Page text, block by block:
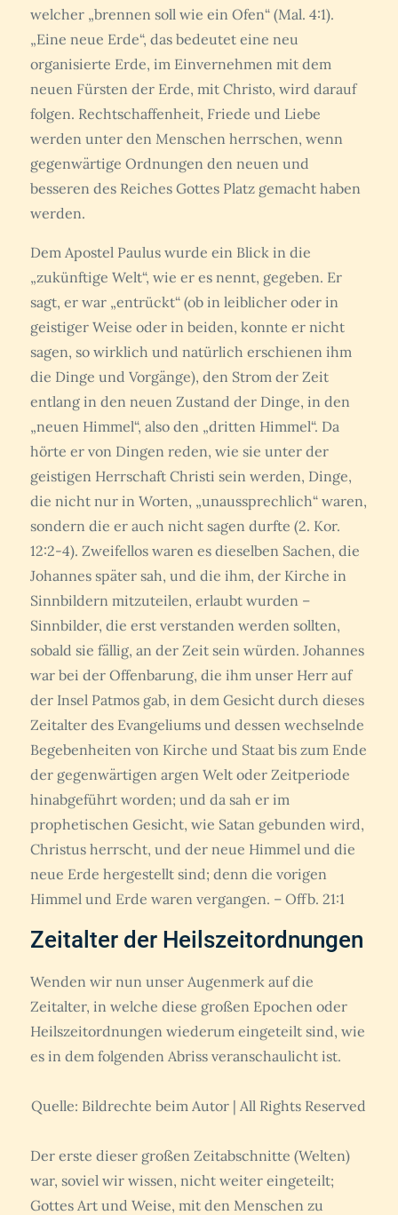
welcher „brennen soll wie ein Ofen“ (Mal. 4:1).
„Eine neue Erde“, das bedeutet eine neu
organisierte Erde, im Einvernehmen mit dem
neuen Fürsten der Erde, mit Christo, wird darauf
folgen. Rechtschaffenheit, Friede und Liebe
werden unter den Menschen herrschen, wenn
gegenwärtige Ordnungen den neuen und
besseren des Reiches Gottes Platz gemacht haben
werden.
Dem Apostel Paulus wurde ein Blick in die
„zukünftige Welt“, wie er es nennt, gegeben. Er
sagt, er war „entrückt“ (ob in leiblicher oder in
geistiger Weise oder in beiden, konnte er nicht
sagen, so wirklich und natürlich erschienen ihm
die Dinge und Vorgänge), den Strom der Zeit
entlang in den neuen Zustand der Dinge, in den
„neuen Himmel“, also den „dritten Himmel“. Da
hörte er von Dingen reden, wie sie unter der
geistigen Herrschaft Christi sein werden, Dinge,
die nicht nur in Worten, „unaussprechlich“ waren,
sondern die er auch nicht sagen durfte (2. Kor.
12:2-4). Zweifellos waren es dieselben Sachen, die
Johannes später sah, und die ihm, der Kirche in
Sinnbildern mitzuteilen, erlaubt wurden –
Sinnbilder, die erst verstanden werden sollten,
sobald sie fällig, an der Zeit sein würden. Johannes
war bei der Offenbarung, die ihm unser Herr auf
der Insel Patmos gab, in dem Gesicht durch dieses
Zeitalter des Evangeliums und dessen wechselnde
Begebenheiten von Kirche und Staat bis zum Ende
der gegenwärtigen argen Welt oder Zeitperiode
hinabgeführt worden; und da sah er im
prophetischen Gesicht, wie Satan gebunden wird,
Christus herrscht, und der neue Himmel und die
neue Erde hergestellt sind; denn die vorigen
Himmel und Erde waren vergangen. – Offb. 21:1
Zeitalter der Heilszeitordnungen
Wenden wir nun unser Augenmerk auf die
Zeitalter, in welche diese großen Epochen oder
Heilszeitordnungen wiederum eingeteilt sind, wie
es in dem folgenden Abriss veranschaulicht ist.
Quelle: Bildrechte beim Autor | All Rights Reserved
Der erste dieser großen Zeitabschnitte (Welten)
war, soviel wir wissen, nicht weiter eingeteilt;
Gottes Art und Weise, mit den Menschen zu